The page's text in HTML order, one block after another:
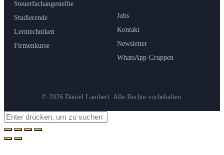
Steuerfachangestellte
Studierende
Lerntechniken
Firmenkurse
Jobs
Kontakt
Newsletter
WhatsApp-Gruppen
© 2026 Daniel Lambert. Alle Rechte vorbehalten.